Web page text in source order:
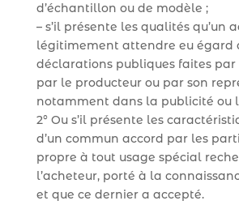
d’échantillon ou de modèle ;
– s’il présente les qualités qu’un
légitimement attendre eu égard
déclarations publiques faites par
par le producteur ou par son
notamment dans la publicité ou
2° Ou s’il présente les
d’un commun accord par les
propre à tout usage spécial
l’acheteur, porté à la
et que ce dernier a accepté.